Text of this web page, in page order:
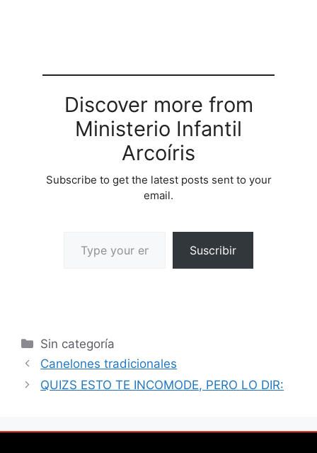
Discover more from
Ministerio Infantil
Arcoíris
Subscribe to get the latest posts sent to your
email.
Suscribir
Sin categoría
Canelones tradicionales
QUIZS ESTO TE INCOMODE, PERO LO DIR: